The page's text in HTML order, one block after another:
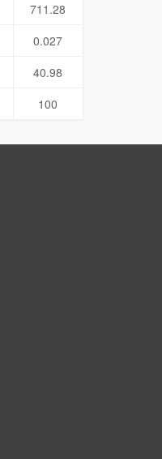
711.28
0.027
40.98
100